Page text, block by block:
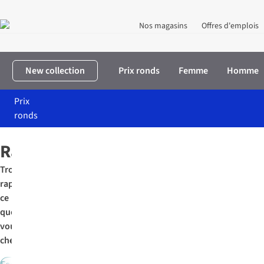
Nos magasins Offres d'emplois
New collection Prix ronds Femme Homme
Prix
ronds
Rayures
Trouvez
rapidement
ce
que
vous
cherchez: